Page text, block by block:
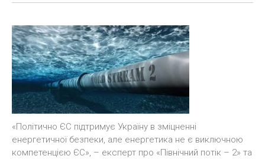
«Політично ЄС підтримує Україну в зміцненні
енергетичної безпеки, але енергетика не є виключною
компетенцією ЄС», – експерт про «Північний потік – 2» та